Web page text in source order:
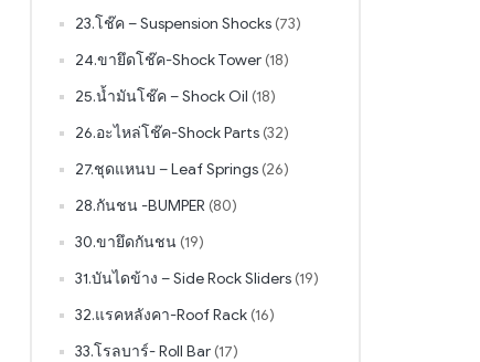
23.โช๊ค – Suspension Shocks (73)
24.ขายึดโช๊ค-Shock Tower (18)
25.น้ำมันโช๊ค – Shock Oil (18)
26.อะไหล่โช๊ค-Shock Parts (32)
27.ชุดแหนบ – Leaf Springs (26)
28.กันชน -BUMPER (80)
30.ขายึดกันชน (19)
31.บันไดข้าง – Side Rock Sliders (19)
32.แรคหลังคา-Roof Rack (16)
33.โรลบาร์- Roll Bar (17)